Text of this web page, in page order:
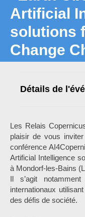
Artificial
solutions
Change
Détails de
Les Relais
plaisir de vous
conférence
Artificial Intelligence
à Mondorf-les-Bains
Il s’agit
internationaux
des défis de société.